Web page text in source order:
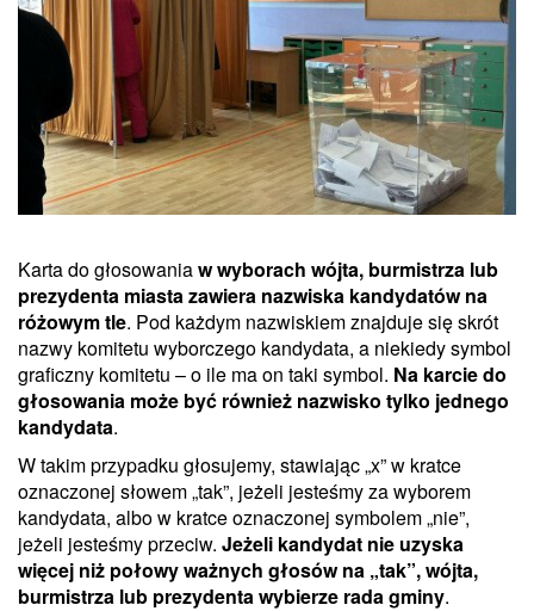
Karta do głosowaniaw wyborach wójta, burmistrza lub
prezydenta miasta zawiera nazwiska kandydatów na
różowym tle. Pod każdym nazwiskiem znajduje się skrót
nazwy komitetu wyborczego kandydata, a niekiedy symbol
graficzny komitetu – o ile ma on taki symbol. Na karcie do
głosowania może być również nazwisko tylko jednego
kandydata.
W takim przypadku głosujemy, stawiając „x” w kratce
oznaczonej słowem „tak”, jeżeli jesteśmy za wyborem
kandydata, albo w kratce oznaczonej symbolem „nie”,
jeżeli jesteśmy przeciw. Jeżeli kandydat nie uzyska
więcej niż połowy ważnych głosów na „tak”, wójta,
burmistrza lub prezydenta wybierze rada gminy.